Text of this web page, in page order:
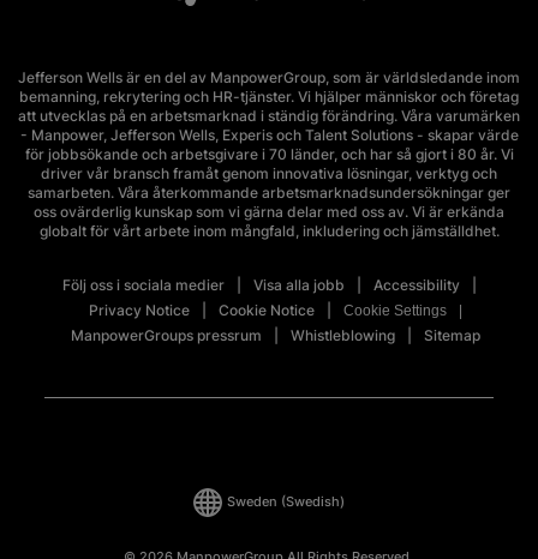
Jefferson Wells är en del av ManpowerGroup, som är världsledande inom
bemanning, rekrytering och HR-tjänster. Vi hjälper människor och företag
att utvecklas på en arbetsmarknad i ständig förändring. Våra varumärken
- Manpower, Jefferson Wells, Experis och Talent Solutions - skapar värde
för jobbsökande och arbetsgivare i 70 länder, och har så gjort i 80 år. Vi
driver vår bransch framåt genom innovativa lösningar, verktyg och
samarbeten. Våra återkommande arbetsmarknadsundersökningar ger
oss ovärderlig kunskap som vi gärna delar med oss av. Vi är erkända
globalt för vårt arbete inom mångfald, inkludering och jämställdhet.
Följ oss i sociala medier Visa alla jobb
Accessibility
Privacy Notice
Cookie Notice Cookie Settings
ManpowerGroups pressrum Whistleblowing Sitemap
Sweden (Swedish)